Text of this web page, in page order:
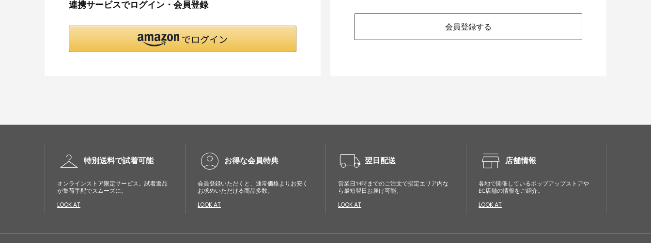
連携サービスでログイン・会員登録
会員登録する
checkroom 特別送料で試着可能
オンラインストア限定サービス。試着返品
が集荷手配でスムーズに。
LOOK AT
account_circle お得な会員特典
会員登録いただくと、通常価格よりお安く
お求めいただける商品多数。
LOOK AT
local_shipping 翌日配送
営業日14時までのご注文で指定エリア内な
ら最短翌日お届け可能。
LOOK AT
store 店舗情報
各地で開催しているポップアップストアや
EC店舗の情報をご紹介。
LOOK AT